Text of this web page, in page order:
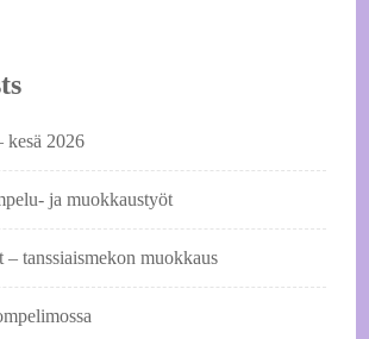
kesä 2026
ja muokkaustyöt
– tanssiaismekon muokkaus